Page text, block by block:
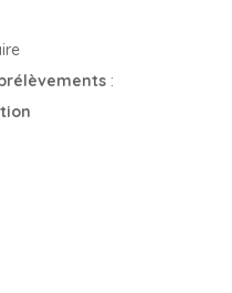
: